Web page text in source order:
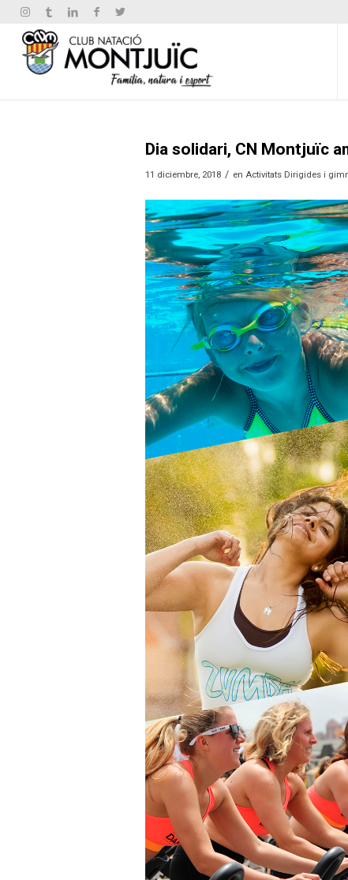
Dia solidari, CN Montjuïc
11 diciembre, 2018 / enActivitats Dirigides i